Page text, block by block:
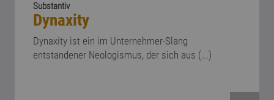
Substantiv
Dynaxity
Dynaxity ist ein im Unternehmer-Slang
entstandener Neologismus, der sich aus (...)